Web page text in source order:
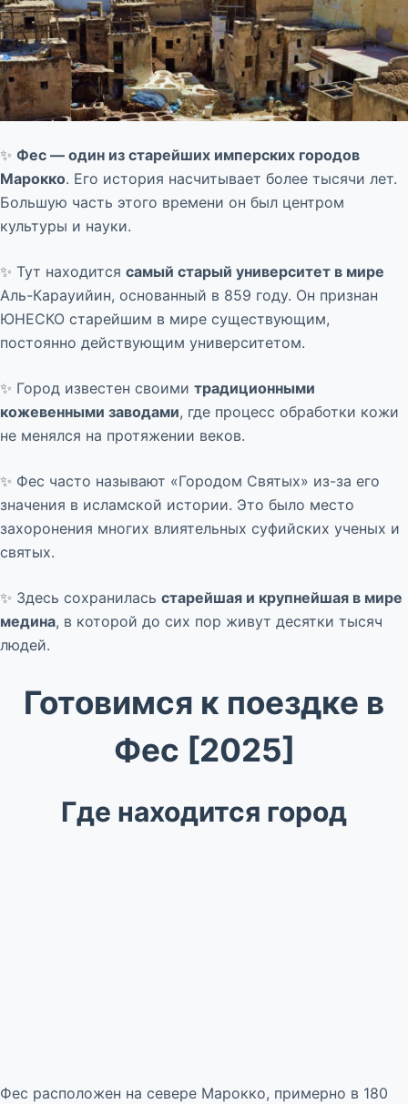
✨ Фес — один из старейших имперских городов
Марокко. Его история насчитывает более тысячи лет.
Большую часть этого времени он был центром
культуры и науки.
✨ Тут находится самый старый университет в мире
Аль-Карауийин, основанный в 859 году. Он признан
ЮНЕСКО старейшим в мире существующим,
постоянно действующим университетом.
✨ Город известен своими традиционными
кожевенными заводами, где процесс обработки кожи
не менялся на протяжении веков.
✨ Фес часто называют «Городом Святых» из-за его
значения в исламской истории. Это было место
захоронения многих влиятельных суфийских ученых и
святых.
✨ Здесь сохранилась старейшая и крупнейшая в мире
медина, в которой до сих пор живут десятки тысяч
людей.
Готовимся к поездке в
Фес [2025]
Где находится город
Фес расположен на севере Марокко, примерно в 180